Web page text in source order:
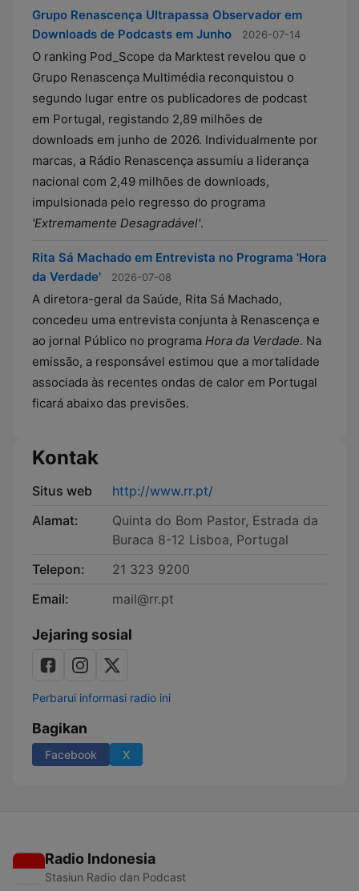
Grupo Renascença Ultrapassa Observador em
Downloads de Podcasts em Junho
2026-07-14
O ranking Pod_Scope da Marktest revelou que o
Grupo Renascença Multimédia reconquistou o
segundo lugar entre os publicadores de podcast
em Portugal, registando 2,89 milhões de
downloads em junho de 2026. Individualmente por
marcas, a Rádio Renascença assumiu a liderança
nacional com 2,49 milhões de downloads,
impulsionada pelo regresso do programa
'Extremamente Desagradável'.
Rita Sá Machado em Entrevista no Programa 'Hora
da Verdade'
2026-07-08
A diretora-geral da Saúde, Rita Sá Machado,
concedeu uma entrevista conjunta à Renascença e
ao jornal Público no programa Hora da Verdade. Na
emissão, a responsável estimou que a mortalidade
associada às recentes ondas de calor em Portugal
ficará abaixo das previsões.
Kontak
Situs web
http://www.rr.pt/
Alamat:
Quinta do Bom Pastor, Estrada da
Buraca 8-12 Lisboa, Portugal
Telepon:
21 323 9200
Email:
mail@rr.pt
Jejaring sosial
Perbarui informasi radio ini
Bagikan
Facebook X
Radio Indonesia
Stasiun Radio dan Podcast